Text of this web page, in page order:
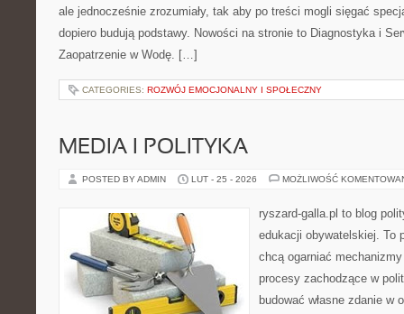
ale jednocześnie zrozumiały, tak aby po treści mogli sięgać
dopiero budują podstawy. Nowości na stronie to Diagnostyka i
Zaopatrzenie w Wodę. […]
CATEGORIES: ROZWÓJ EMOCJONALNY I SPOŁECZNY
MEDIA I POLITYKA
POSTED BY ADMIN LUT - 25 - 2026 MOŻLIWOŚĆ
ryszard-galla.pl to blog
edukacji obywatelskiej. To
chcą ogarniać
procesy zachodzące w
budować własne zdanie w